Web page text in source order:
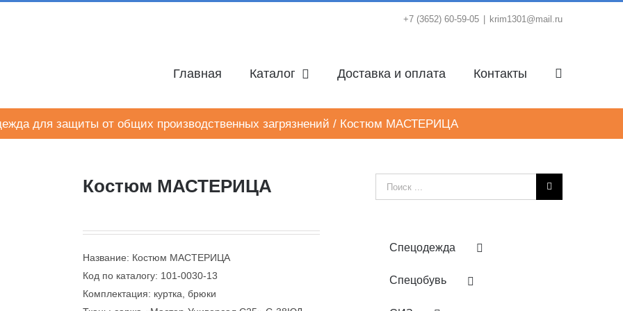
+7 (3652) 60-59-05 krim1301@mail.ru
Главная Каталог Доставка и оплата Контакты
для защиты от общих производственных загрязнений / Костюм МАСТЕРИЦА
Костюм МАСТЕРИЦА
Название: Костюм МАСТЕРИЦА
Код по каталогу: 101-0030-13
Комплектация: куртка, брюки
Результат
поиска:
Спецодежда
Спецобувь